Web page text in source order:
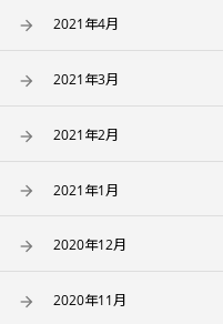
2021年4月
2021年3月
2021年2月
2021年1月
2020年12月
2020年11月